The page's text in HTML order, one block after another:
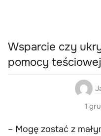
Wsparcie czy
pomocy teściowej
1
– Mogę zostać z